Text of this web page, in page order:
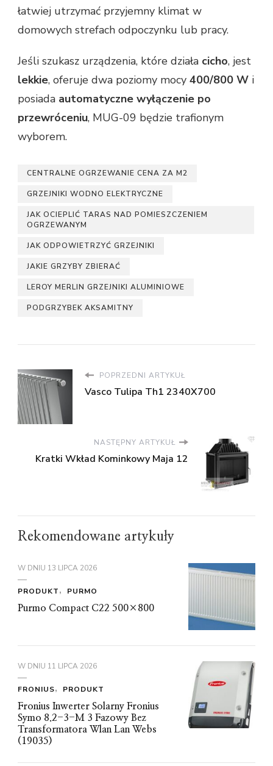
łatwiej utrzymać przyjemny klimat w
domowych strefach odpoczynku lub pracy.
Jeśli szukasz urządzenia, które działa cicho, jest
lekkie, oferuje dwa poziomy mocy 400/800 W i
posiada automatyczne wyłączenie po
przewróceniu, MUG-09 będzie trafionym
wyborem.
CENTRALNE OGRZEWANIE CENA ZA M2
GRZEJNIKI WODNO ELEKTRYCZNE
JAK OCIEPLIĆ TARAS NAD POMIESZCZENIEM
OGRZEWANYM
JAK ODPOWIETRZYĆ GRZEJNIKI
JAKIE GRZYBY ZBIERAĆ
LEROY MERLIN GRZEJNIKI ALUMINIOWE
PODGRZYBEK AKSAMITNY
POPRZEDNI ARTYKUŁ
Vasco Tulipa Th1 2340X700
NASTĘPNY ARTYKUŁ
Kratki Wkład Kominkowy Maja 12
Rekomendowane artykuły
W DNIU 13 LIPCA 2026
PRODUKT
PURMO
Purmo Compact C22 500×800
W DNIU 11 LIPCA 2026
FRONIUS
PRODUKT
Fronius Inwerter Solarny Fronius
Symo 8.2-3-M 3 Fazowy Bez
Transformatora Wlan Lan Webs
(19035)